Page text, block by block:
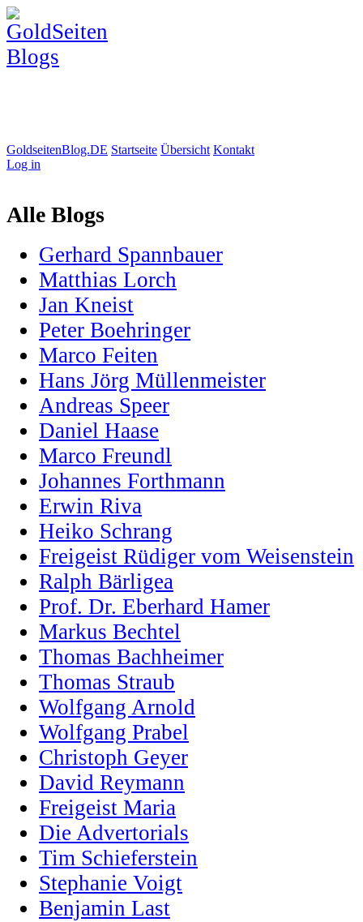
GoldseitenBlog.DE Startseite Übersicht Kontakt
Log in
Alle Blogs
Gerhard Spannbauer
Matthias Lorch
Jan Kneist
Peter Boehringer
Marco Feiten
Hans Jörg Müllenmeister
Andreas Speer
Daniel Haase
Marco Freundl
Johannes Forthmann
Erwin Riva
Heiko Schrang
Freigeist Rüdiger vom Weisenstein
Ralph Bärligea
Prof. Dr. Eberhard Hamer
Markus Bechtel
Thomas Bachheimer
Thomas Straub
Wolfgang Arnold
Wolfgang Prabel
Christoph Geyer
David Reymann
Freigeist Maria
Die Advertorials
Tim Schieferstein
Stephanie Voigt
Benjamin Last